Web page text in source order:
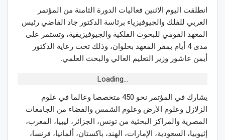
انطلقت اليوم الاثنين فعاليات الدورة الثامنة من المؤتمر
العربي للفلك والجيوفيزياء برئاسة الدكتور جاد القاضي رئيس
المعهد القومي للبحوث الفلكية والجيوفيزيقية، وتستمر على
مدى 4 أيام بمقر المعهد بحلوان، وذلك تحت رعاية الدكتور
أيمن عاشور وزير التعليم العالي والبحث العلمي.
Loading...
يشارك في المؤتمر نحو 450 متخصصا وعالما في علوم
الزلازل وعلوم الأرض وعلوم الشمس والفضاء من الجامعات
المصرية والمراكز البحثية من تونس، الجزائر، ليبيا، المغرب،
إثيوبيا، السعودية، الإمارات، الهند، باكستان، ألمانيا، فرنسا،